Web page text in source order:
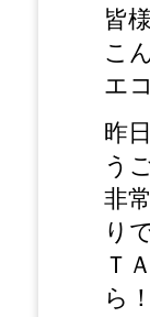
皆様
こ
エ
昨
う
非
り
Ｔ
ら